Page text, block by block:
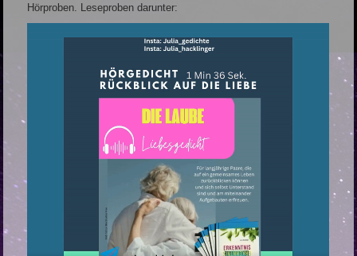
Hörproben. Leseproben darunter: